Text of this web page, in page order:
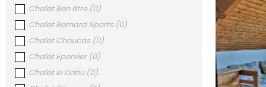
Chalet Ben être (0)
Chalet Bernard Sports (0)
Chalet Choucas (0)
Chalet Epervier (0)
Chalet le Dahu (0)